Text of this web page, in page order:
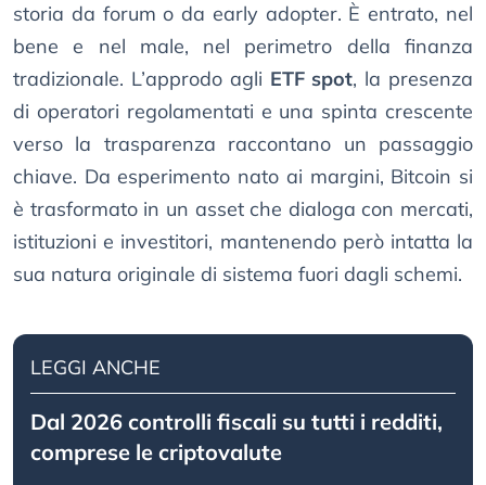
storia da forum o da early adopter. È entrato, nel
bene e nel male, nel perimetro della finanza
tradizionale. L’approdo agli ETF spot, la presenza
di operatori regolamentati e una spinta crescente
verso la trasparenza raccontano un passaggio
chiave. Da esperimento nato ai margini, Bitcoin si
è trasformato in un asset che dialoga con mercati,
istituzioni e investitori, mantenendo però intatta la
sua natura originale di sistema fuori dagli schemi.
LEGGI ANCHE
Dal 2026 controlli fiscali su tutti i redditi,
comprese le criptovalute